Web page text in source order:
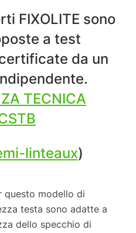
FIXOLITE sono
a test
da un
TECNICA
linteaux)
questo modello di
testa sono adatte a
dello specchio di